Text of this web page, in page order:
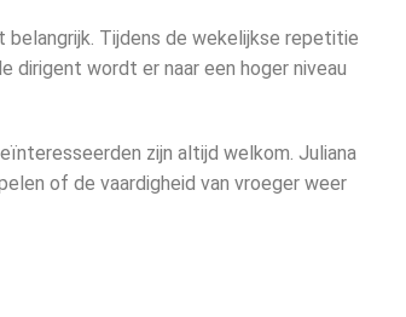
belangrijk. Tijdens de wekelijkse repetitie
dirigent wordt er naar een hoger niveau
zijn altijd welkom. Juliana
of de vaardigheid van vroeger weer